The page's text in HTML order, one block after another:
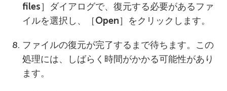
files］ダイアログで、復元する必要があるファ
イルを選択し、［Open］をクリックします。
ファイルの復元が完了するまで待ちます。この
処理には、しばらく時間がかかる可能性があり
ます。